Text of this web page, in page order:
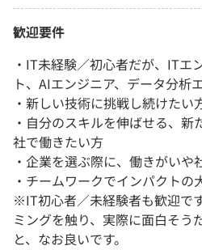
歓迎要件
・IT未経験／初心者だが、ITエ
ト、AIエンジニア、データ分析
・新しい技術に挑戦し続けたい​
・自分のスキルを伸ばせる、
社で働きたい​方
・企業を選ぶ際に、働きがい
・チームワークでインパクト
※IT初心者／未経験者も歓迎で
ミングを触り、実際に面白そう
と、なお良いです。